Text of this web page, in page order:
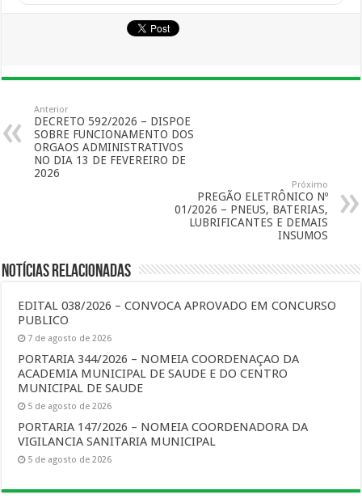
Anterior
DECRETO 592/2026 – DISPOE
SOBRE FUNCIONAMENTO DOS
ORGAOS ADMINISTRATIVOS
NO DIA 13 DE FEVEREIRO DE
2026
Próximo
PREGÃO ELETRÔNICO Nº
01/2026 – PNEUS, BATERIAS,
LUBRIFICANTES E DEMAIS
INSUMOS
Notícias Relacionadas
EDITAL 038/2026 – CONVOCA APROVADO EM CONCURSO
PUBLICO
7 de agosto de 2026
PORTARIA 344/2026 – NOMEIA COORDENAÇAO DA
ACADEMIA MUNICIPAL DE SAUDE E DO CENTRO
MUNICIPAL DE SAUDE
5 de agosto de 2026
PORTARIA 147/2026 – NOMEIA COORDENADORA DA
VIGILANCIA SANITARIA MUNICIPAL
5 de agosto de 2026